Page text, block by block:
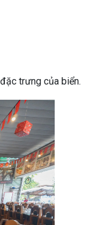
trưng của biển.